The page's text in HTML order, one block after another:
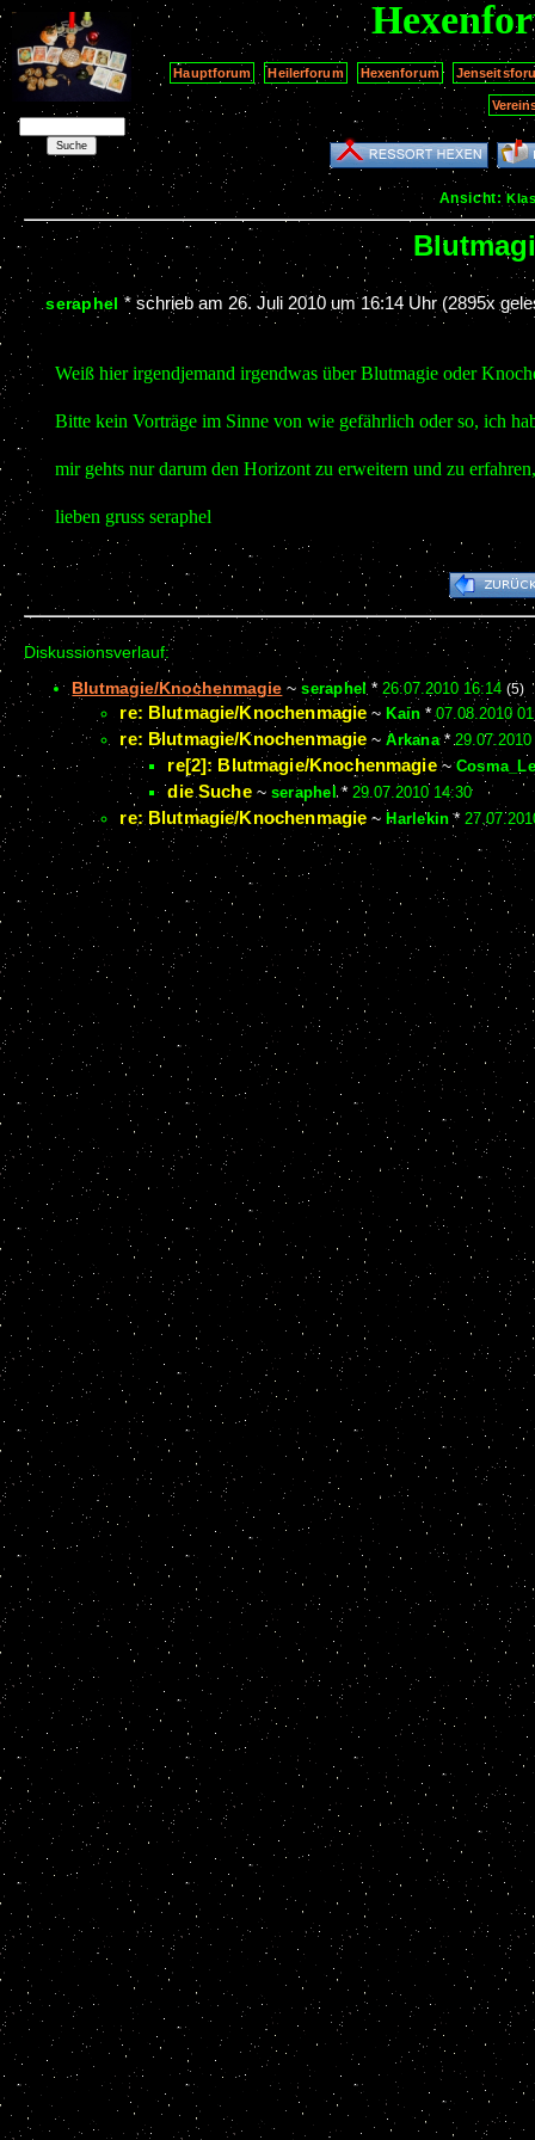
Hauptforum Heilerforum Hexenforum
Ansicht:
seraphel * schrieb am 26. Juli 2010 um 16:14 Uhr(2895x
Weiß hier irgendjemand irgendwas über Blutmagie oder
Bitte kein Vorträge im Sinne von wie gefährlich oder so, ich
mir gehts nur darum den Horizont zu erweitern und zu
lieben gruss seraphel
Diskussionsverlauf:
Blutmagie/Knochenmagie ~seraphel *26.07.2010 16:14 (5)
re: Blutmagie/Knochenmagie ~ Kain *07.08.2010
re: Blutmagie/Knochenmagie ~Arkana*
re[2]: Blutmagie/Knochenmagie~
die Suche~ seraphel * 29.07.2010 14:30
re: Blutmagie/Knochenmagie ~ Harlekin *